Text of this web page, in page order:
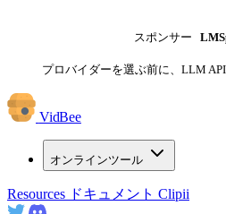
スポンサー
プロバイダーを選ぶ前に、LLM
VidBee
オンラインツール
Resources ドキュメント Clipii